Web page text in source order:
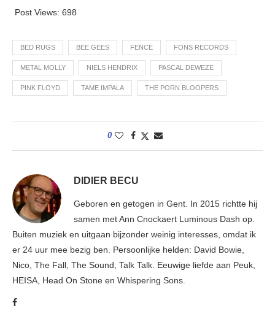
Post Views: 698
BED RUGS BEE GEES FENCE FONS RECORDS
METAL MOLLY NIELS HENDRIX PASCAL DEWEZE
PINK FLOYD TAME IMPALA THE PORN BLOOPERS
0
DIDIER BECU
Geboren en getogen in Gent. In 2015 richtte hij
samen met Ann Cnockaert Luminous Dash op.
Buiten muziek en uitgaan bijzonder weinig interesses, omdat ik
er 24 uur mee bezig ben. Persoonlijke helden: David Bowie,
Nico, The Fall, The Sound, Talk Talk. Eeuwige liefde aan Peuk,
HEISA, Head On Stone en Whispering Sons.